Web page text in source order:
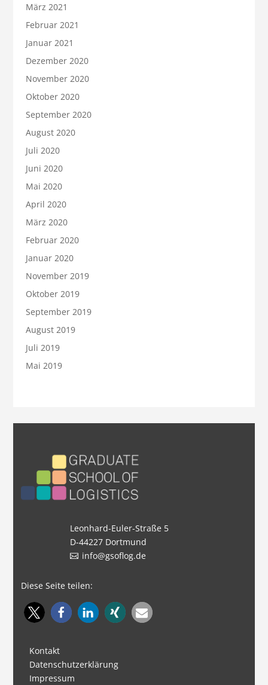
März 2021
Februar 2021
Januar 2021
Dezember 2020
November 2020
Oktober 2020
September 2020
August 2020
Juli 2020
Juni 2020
Mai 2020
April 2020
März 2020
Februar 2020
Januar 2020
November 2019
Oktober 2019
September 2019
August 2019
Juli 2019
Mai 2019
Leonhard-Euler-Straße 5
D-44227 Dortmund
info@gsoflog.de
Diese Seite teilen:
Kontakt
Datenschutzerklärung
Impressum